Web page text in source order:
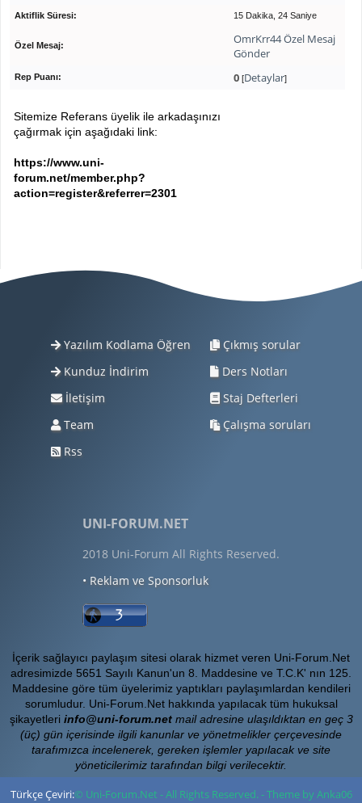
Aktiflik Süresi: 15 Dakika, 24 Saniye
Özel Mesaj:
OmrKrr44 Özel Mesaj
Gönder
Rep Puanı: 0 [Detaylar]
Sitemize Referans üyelik ile arkadaşınızı
çağırmak için aşağıdaki link:
https://www.uni-
forum.net/member.php?
action=register&referrer=2301
Yazılım Kodlama Öğren
Kunduz İndirim
İletişim
Team
Rss
Çıkmış sorular
Ders Notları
Staj Defterleri
Çalışma soruları
UNI-FORUM.NET
2018 Uni-Forum All Rights Reserved.
• Reklam ve Sponsorluk
İçerik sağlayıcı paylaşım sitesi olarak hizmet veren Uni-Forum.Net
adresimizde 5651 Sayılı Kanun'un 8. Maddesine ve T.C.K' nın 125.
Maddesine göre tüm üyelerimiz yaptıkları paylaşımlardan kendileri
sorumludur. Uni-Forum.Net hakkında yapılacak tüm hukuksal
şikayetleri info@uni-forum.netmail adresine ulaşıldıktan en geç 3
(üç) gün içerisinde ilgili kanunlar ve yönetmelikler çerçevesinde
tarafımızca incelenerek, gereken işlemler yapılacak ve site
yöneticilerimiz tarafından bilgi verilecektir.
© Uni-Forum.Net - All Rights Reserved. - Theme by Anka06
Türkçe Çeviri: